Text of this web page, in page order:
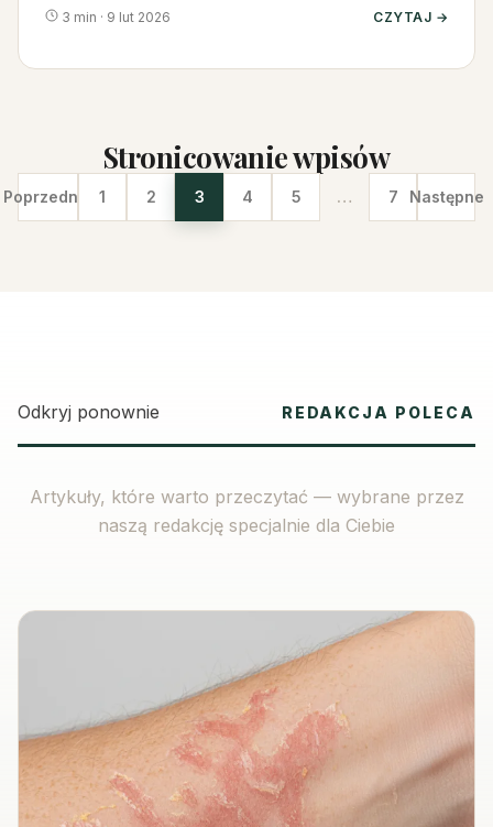
3 min · 9 lut 2026 CZYTAJ →
Stronicowanie wpisów
Poprzednie 1 2 3 4 5 … 7 Następne
Odkryj ponownie REDAKCJA POLECA
Artykuły, które warto przeczytać — wybrane przez
naszą redakcję specjalnie dla Ciebie